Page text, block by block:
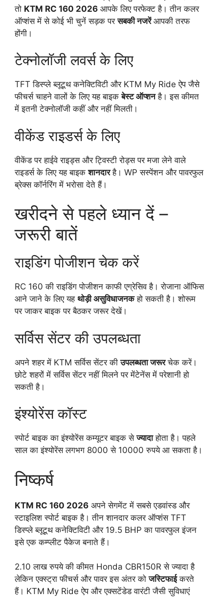
तो KTM RC 160 2026 आपके लिए परफेक्ट है। तीन कलर
ऑप्शंस में से कोई भी चुनें सड़क परसबकी नजरेंआपकी तरफ
होंगी।
टेक्नोलॉजी लवर्स के लिए
TFT डिस्प्ले ब्लूटूथ कनेक्टिविटी और KTM My Ride ऐप जैसे
फीचर्स चाहने वालों के लिए यह बाइकबेस्ट ऑप्शनहै। इस कीमत
में इतनी टेक्नोलॉजी कहीं और नहीं मिलती।
वीकेंड राइडर्स के लिए
वीकेंड पर हाईवे राइड्स और ट्विस्टी रोड्स पर मजा लेने वाले
राइडर्स के लिए यह बाइकशानदारहै। WP सस्पेंशन और पावरफुल
ब्रेक्स कॉर्नरिंग में भरोसा देते हैं।
खरीदने से पहले ध्यान दें –
जरूरी बातें
राइडिंग पोजीशन चेक करें
RC 160 की राइडिंग पोजीशन काफी एग्रेसिव है। रोजाना ऑफिस
आने जाने के लिए यह थोड़ी असुविधाजनकहो सकती है। शोरूम
पर जाकर बाइक पर बैठकर जरूर देखें।
सर्विस सेंटर की उपलब्धता
अपने शहर में KTM सर्विस सेंटर कीउपलब्धता जरूरचेक करें।
छोटे शहरों में सर्विस सेंटर नहीं मिलने पर मेंटेनेंस में परेशानी हो
सकती है।
इंश्योरेंस कॉस्ट
स्पोर्ट बाइक का इंश्योरेंस कम्यूटर बाइक सेज्यादाहोता है। पहले
साल का इंश्योरेंस लगभग 8000 से 10000 रुपये आ सकता है।
निष्कर्ष
KTM RC 160 2026 अपने सेगमेंट में सबसे एडवांस्ड और
स्टाइलिश स्पोर्ट बाइक है। तीन शानदार कलर ऑप्शंस TFT
डिस्प्ले ब्लूटूथ कनेक्टिविटी और 19.5 BHP का पावरफुल इंजन
इसे एक कम्प्लीट पैकेज बनाते हैं।
2.10 लाख रुपये की कीमत Honda CBR150R से ज्यादा है
लेकिन एक्स्ट्रा फीचर्स और पावर इस अंतर कोजस्टिफाईकरते
हैं। KTM My Ride ऐप और एक्सटेंडेड वारंटी जैसी सुविधाएं